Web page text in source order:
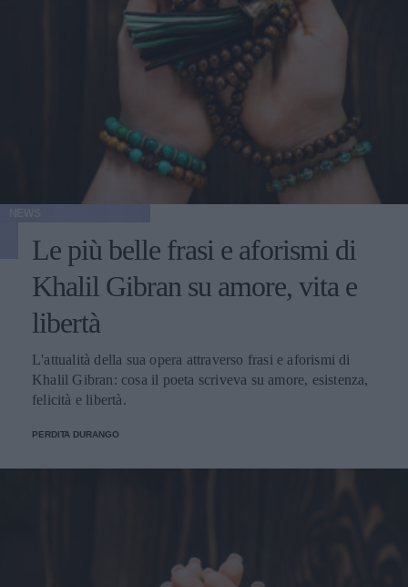
Le più belle frasi e aforismi di
Khalil Gibran su amore, vita e
libertà
L'attualità della sua opera attraverso frasi e aforismi di
Khalil Gibran: cosa il poeta scriveva su amore, esistenza,
felicità e libertà.
PERDITA DURANGO